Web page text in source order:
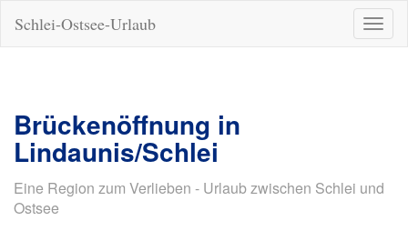
ein-/
Schlei-Ostsee-Urlaub
Brückenöffnung in
Lindaunis/Schlei
Eine Region zum Verlieben - Urlaub zwischen Schlei und
Ostsee